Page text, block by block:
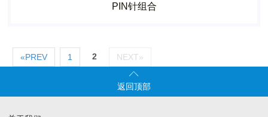
PIN针组合
«PREV 1 2 NEXT»

返回顶部